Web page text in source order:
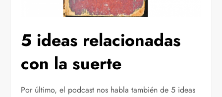
5 ideas relacionadas
con la suerte
Por último, el podcast nos habla también de 5 ideas